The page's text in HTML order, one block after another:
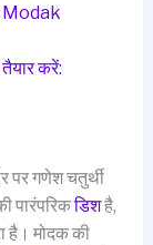
Modak
करें:
पर गणेश चतुर्थी
पारंपरिकडिशहै,
है। मोदक की